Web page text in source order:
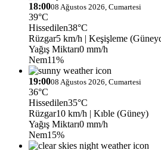
18:0008 Ağustos 2026, Cumartesi
39°C
Hissedilen38°C
Rüzgar5 km/h | Keşişleme
Yağış Miktarı0 mm/h
Nem11%
19:0008 Ağustos 2026, Cumartesi
36°C
Hissedilen35°C
Rüzgar10 km/h | Kıble (Güney)
Yağış Miktarı0 mm/h
Nem15%